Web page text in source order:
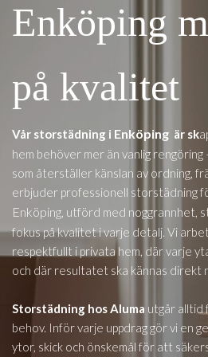
Enköping
på kvalitet
Vår storstädning i Enköping är sk
hem behöver mer än vanlig rengöring
som återställer känslan av ordning,
erbjuder professionell storstädning
Enköping , utförd med
fokus på kvalitet i varje detalj. Vi
respektfullt i privata hem, där varje
och där resultatet ska kännas direkt
Storstädning hos Aluma utgår alltid
behov. Inför varje uppdrag gör vi en
ytor, skick och önskemål för att